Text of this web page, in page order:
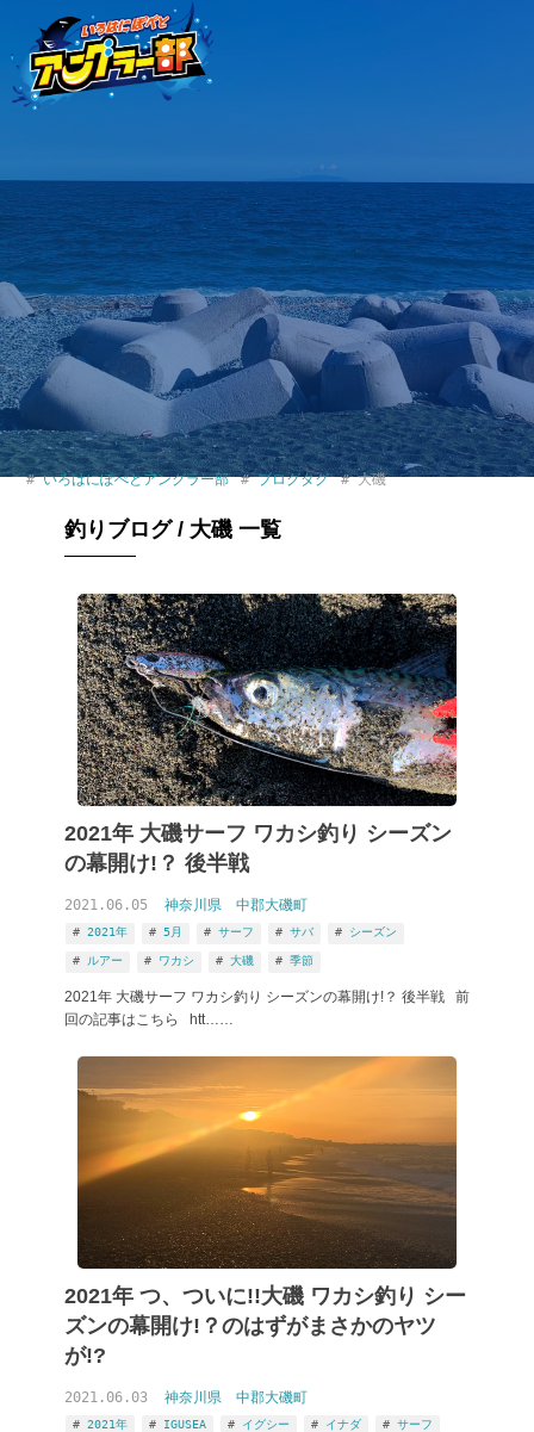
いろはにぽぺとアングラー部 ブログタグ 大磯
釣りブログ / 大磯 一覧
2021年 大磯サーフ ワカシ釣り シーズン
の幕開け!？ 後半戦
2021.06.05 神奈川県 中郡大磯町
2021年 5月 サーフ サバ シーズン
ルアー ワカシ 大磯 季節
2021年 大磯サーフ ワカシ釣り シーズンの幕開け!？ 後半戦 前
回の記事はこちら htt……
2021年 つ、ついに!!大磯 ワカシ釣り シー
ズンの幕開け!？のはずがまさかのヤツ
が!?
2021.06.03 神奈川県 中郡大磯町
2021年 IGUSEA イグシー イナダ サーフ